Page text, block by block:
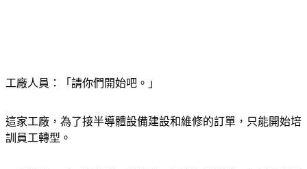
工廠人員：「請你們開始吧。」
這家工廠，為了接半導體設備建設和維修的訂單，只能開始培
訓員工轉型。